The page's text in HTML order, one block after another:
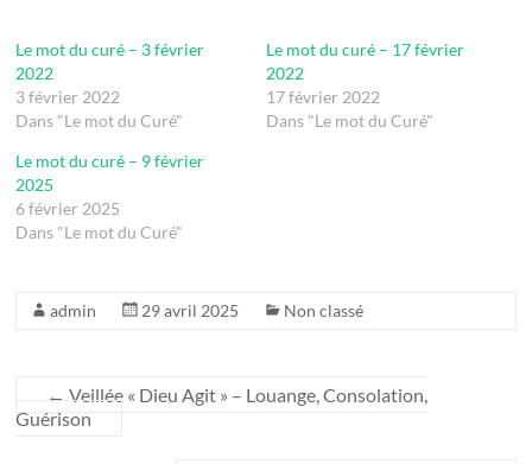
Le mot du curé – 3 février
2022
3 février 2022
Dans "Le mot du Curé"
Le mot du curé – 17 février
2022
17 février 2022
Dans "Le mot du Curé"
Le mot du curé – 9 février
2025
6 février 2025
Dans "Le mot du Curé"
admin 29 avril 2025 Non classé
← Veillée « Dieu Agit » – Louange, Consolation,
Guérison